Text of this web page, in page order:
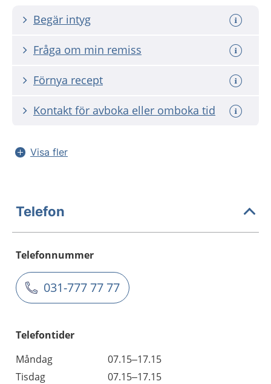
Begär intyg
Fråga om min remiss
Förnya recept
Kontakt för avboka eller omboka tid
Visa fler
Telefon
Telefonnummer
031-777 77 77
Telefontider
Måndag
07.15–17.15
Tisdag
07.15–17.15